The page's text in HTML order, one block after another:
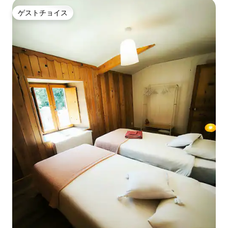
ゲストチョイス
ゲストチョイス